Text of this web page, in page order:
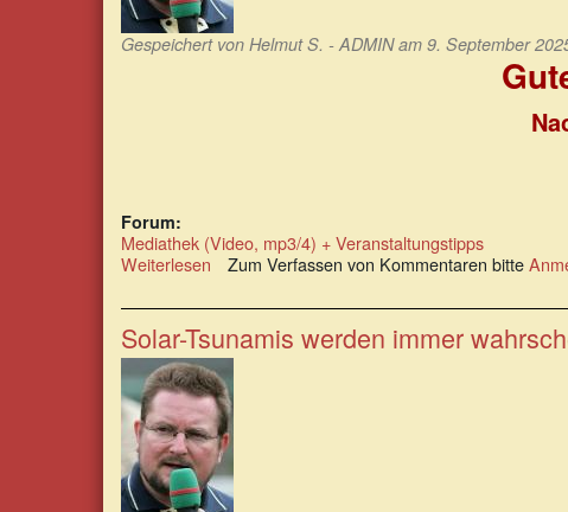
Gespeichert von Helmut S. - ADMINam 9. September
Forum:
Mediathek (Video, mp3/4) + Veranstaltungstipps
Weiterlesen über
Nachricht
Netzbetreiber
??
Zum Verfassen von Kommentaren bitte
Solar-Tsunamis werden immer